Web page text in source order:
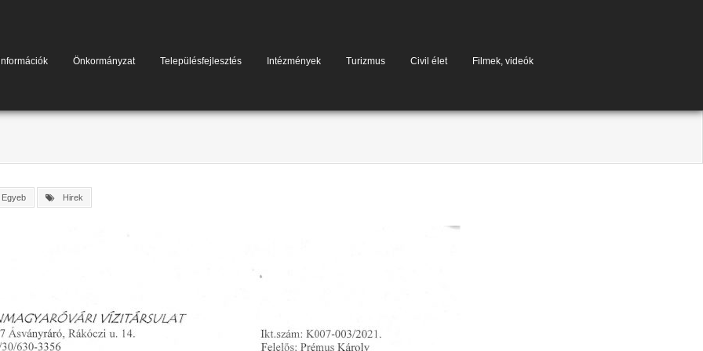
Önkormányzat Településfejlesztés Intézmények Turizmus Civil élet Filmek, videók
Egyeb Hirek